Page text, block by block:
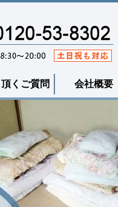
くご質問 会社概要